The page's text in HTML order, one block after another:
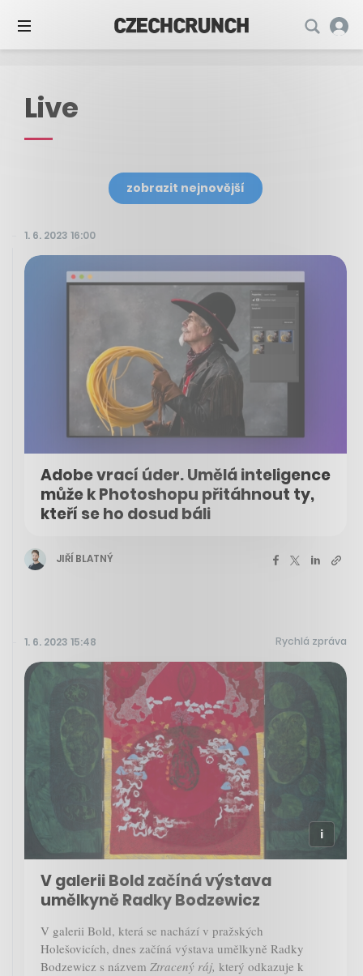
Live
zobrazit nejnovější
1. 6. 2023 16:00
Adobe vrací úder. Umělá inteligence
může k Photoshopu přitáhnout ty,
kteří se ho dosud báli
JIŘÍ BLATNÝ
1. 6. 2023 15:48 Rychlá zpráva
V galerii Bold začíná výstava
umělkyně Radky Bodzewicz
V galerii Bold, která se nachází v pražských
Holešovicích, dnes začíná výstava umělkyně Radky
Bodzewicz s názvem Ztracený ráj, který odkazuje k